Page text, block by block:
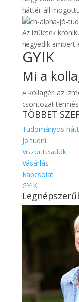
háttér áll
Az ízületek
negyedik embert
GYIK
Mi a
A kollagén az
csontozat
TÖBBET
Tudományos
Jó tudni
Viszonteladók
Vásárlás
Kapcsolat
GYIK